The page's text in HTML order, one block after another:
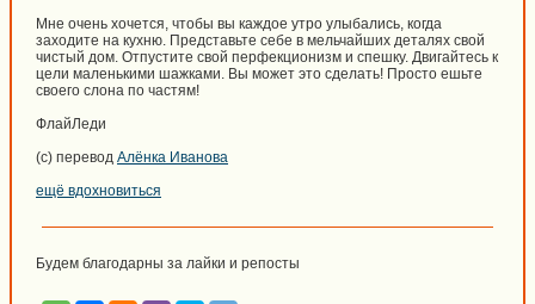
Мне очень хочется, чтобы вы каждое утро улыбались, когда
заходите на кухню. Представьте себе в мельчайших деталях свой
чистый дом. Отпустите свой перфекционизм и спешку. Двигайтесь к
цели маленькими шажками. Вы может это сделать! Просто ешьте
своего слона по частям!
ФлайЛеди
(c) перевод Алёнка Иванова
ещё вдохновиться
Будем благодарны за лайки и репосты